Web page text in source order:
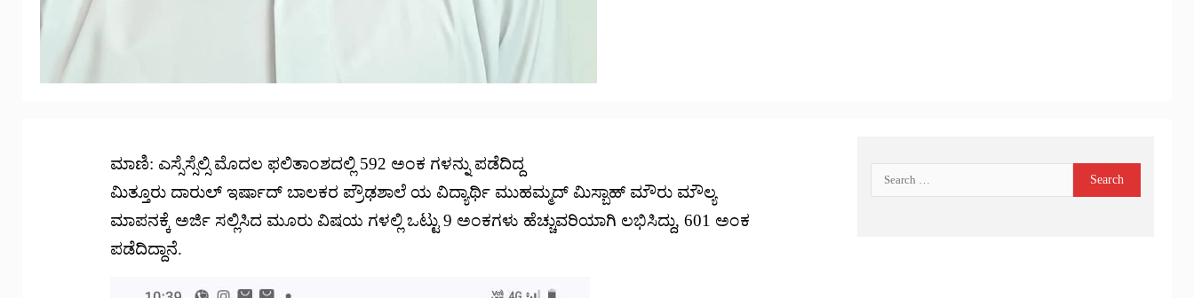
ಮಾಣಿ: ಎಸ್ಸೆಸ್ಸೆಲ್ಸಿ ಮೊದಲ ಫಲಿತಾಂಶದಲ್ಲಿ 592 ಅಂಕ ಗಳನ್ನು ಪಡೆದಿದ್ದ
ಮಿತ್ತೂರು ದಾರುಲ್ ಇರ್ಷಾದ್ ಬಾಲಕರ ಪ್ರೌಢಶಾಲೆ ಯ ವಿದ್ಯಾರ್ಥಿ ಮುಹಮ್ಮದ್ ಮಿಸ್ಬಾಹ್ ಮೌರು ಮೌಲ್ಯ
ಮಾಪನಕ್ಕೆ ಅರ್ಜಿ ಸಲ್ಲಿಸಿದ ಮೂರು ವಿಷಯ ಗಳಲ್ಲಿ ಒಟ್ಟು 9 ಅಂಕಗಳು ಹೆಚ್ಚುವರಿಯಾಗಿ ಲಭಿಸಿದ್ದು, 601 ಅಂಕ
ಪಡೆದಿದ್ದಾನೆ.